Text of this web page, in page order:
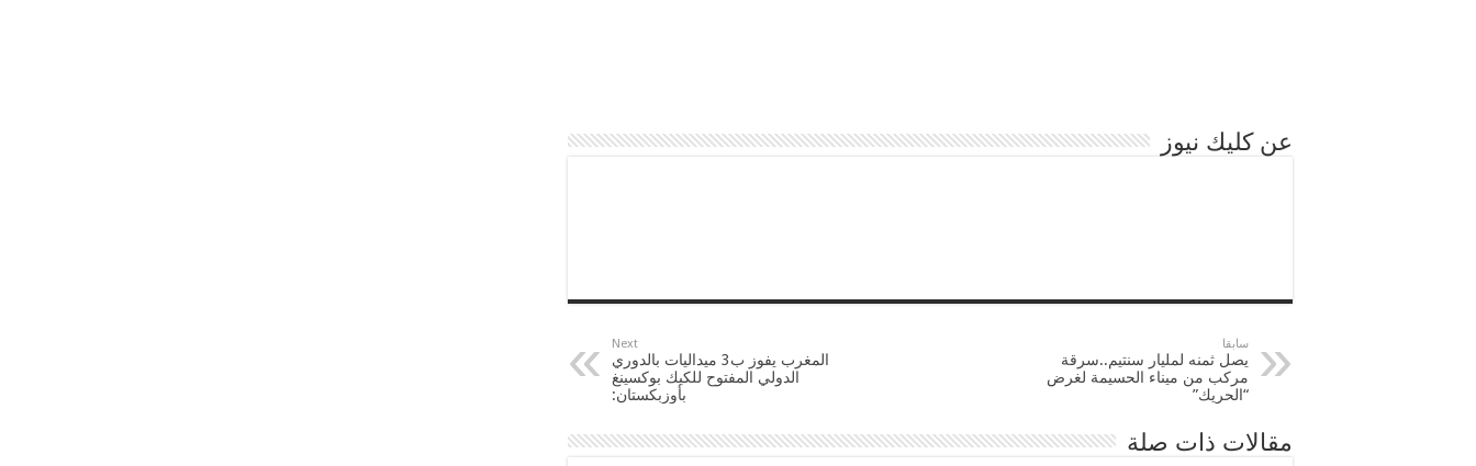
عن كليك نيوز
سابقا
يصل ثمنه لمليار سنتيم..سرقة
مركب من ميناء الحسيمة لغرض
“الحريك”
Next
المغرب يفوز ب3 ميداليات بالدوري
الدولي المفتوح للكيك بوكسينغ
بأوزبكستان:
مقالات ذات صلة